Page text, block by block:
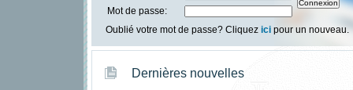
Mot de passe:
Oublié votre mot de passe? Cliquez ici pour un nouveau.
Dernières nouvelles